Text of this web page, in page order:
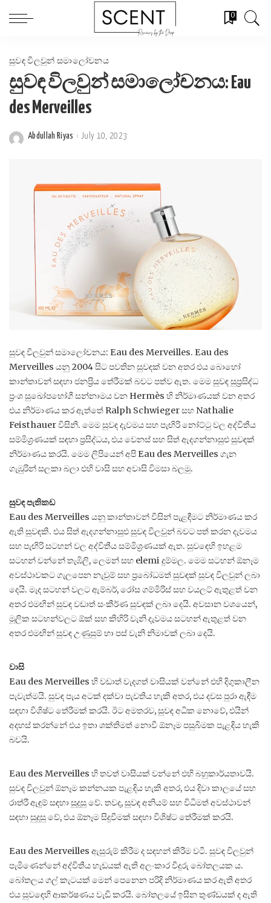
0
සුවඳ විලවුන් සමාලෝචනය
සුවඳ විලවුන් සමාලෝචනය: Eau
des Merveilles
Posted
Abdullah Riyas July 10, 2023
සුවඳ විලවුන් සමාලෝචනය: Eau des Merveilles. Eau des
Merveilles යනු 2004 සිට පවතින සුවඳක් වන අතර එය බොහෝ
කාන්තාවන් සඳහා ජනප්‍රිය තේරීමක් බවට පත්ව ඇත. මෙම සුවඳ සුප්‍රසිද්ධ
ප්‍රංශ සුඛෝපභෝගී සන්නාමය වන Hermès හි නිර්මාණයක් වන අතර
එය නිර්මාණය කර ඇත්තේ Ralph Schwieger සහ Nathalie
Feisthauer විසිනි. මෙම සුවඳ දැවමය සහ පැඟිරි නෝට්ටු වල අද්විතීය
සම්මිශ්‍රණයක් සඳහා ප්‍රසිද්ධය, එය වෙනස් සහ සිත් ඇදගන්නාසුළු සුවඳක්
නිර්මාණය කරයි. මෙම ලිපියෙන් අපි Eau des Merveilles ගැන
ගැඹුරින් සලකා බලා එහි වාසි සහ අවාසි විමසා බලමු.
සුවඳ පැතිකඩ
Eau des Merveilles යනු කාන්තාවන් විසින් පැළඳීමට නිර්මාණය කර
ඇති සුවඳකි. එය සිත් ඇදගන්නාසුළු සුවඳ විලවුන් බවට පත් කරන දැවමය
සහ පැඟිරි සටහන් වල අද්විතීය සම්මිශ්‍රණයක් ඇත. සුවඳෙහි ඉහළම
සටහන් වන්නේ තැඹිලි, ලෙමන් සහ elemi දුම්මල. මෙම සටහන් ඕනෑම
අවස්ථාවකට ගැලපෙන නැවුම් සහ ප්‍රබෝධමත් සුවඳක් සුවඳ විලවුන් ලබා
දෙයි. මැද සටහන් වලට ඇම්බර්, රෝස ගම්මිරිස් සහ වයලට් ඇතුළත් වන
අතර එමඟින් සුවඳ වඩාත් සංකීර්ණ සුවඳක් ලබා දෙයි. අවසාන වශයෙන්,
මූලික සටහන්වලට ඕක් සහ කිහිරි වැනි දැවමය සටහන් ඇතුළත් වන
අතර එමඟින් සුවඳ උණුසුම් හා පස් වැනි නිමාවක් ලබා දෙයි.
වාසි
Eau des Merveilles හි වඩාත් වැදගත් වාසියක් වන්නේ එහි දිගුකාලීන
පැවැත්මයි. සුවඳ පැය අටක් දක්වා පැවතිය හැකි අතර, එය දවස පුරා ඇඳීම
සඳහා විශිෂ්ට තේරීමක් කරයි. ඊට අමතරව, සුවඳ අධික නොවේ, එයින්
අදහස් කරන්නේ එය ඉතා ශක්තිමත් නොවී ඕනෑම පසුබිමක පැළඳිය හැකි
බවයි.
Eau des Merveilles හි තවත් වාසියක් වන්නේ එහි බහුකාර්යතාවයි.
සුවඳ විලවුන් ඕනෑම කන්නයක පැළඳිය හැකි අතර, එය දිවා කාලයේ සහ
රාත්රී ඇඳුම් සඳහා සුදුසු වේ. තවද, සුවඳ අනියම් සහ විධිමත් අවස්ථාවන්
සඳහා සුදුසු වේ, එය ඕනෑම සිදුවීමක් සඳහා විශිෂ්ට තේරීමක් කරයි.
Eau des Merveilles ඇසුරුම් කිරීම ද සඳහන් කිරීම වටී. සුවඳ විලවුන්
පැමිණෙන්නේ අද්විතීය හැඩයක් ඇති අලංකාර වීදුරු බෝතලයක ය.
බෝතලය ගල් කැටයක් මෙන් පෙනෙන පරිදි නිර්මාණය කර ඇති අතර
එය සුවඳෙහි ආකර්ෂණය වැඩි කරයි. බෝතලයේ ඉසින තුණ්ඩයක් ද ඇති